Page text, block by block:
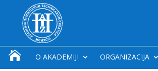
 O AKADEMIJI ORGANIZACIJA